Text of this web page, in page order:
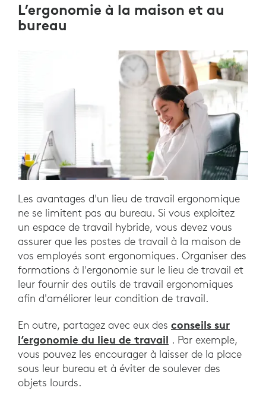
L’ergonomie à la maison et au
bureau
Les avantages d'un lieu de travail ergonomique
ne se limitent pas au bureau. Si vous exploitez
un espace de travail hybride, vous devez vous
assurer que les postes de travail à la maison de
vos employés sont ergonomiques. Organiser des
formations à l'ergonomie sur le lieu de travail et
leur fournir des outils de travail ergonomiques
afin d'améliorer leur condition de travail.
En outre, partagez avec eux des conseils sur
l’ergonomie du lieu de travail . Par exemple,
vous pouvez les encourager à laisser de la place
sous leur bureau et à éviter de soulever des
objets lourds.